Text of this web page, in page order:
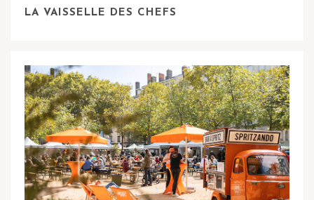
LA VAISSELLE DES CHEFS